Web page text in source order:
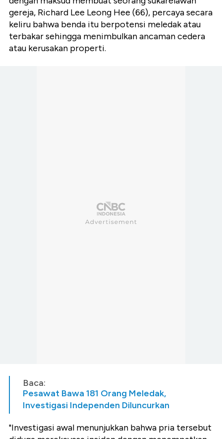
gereja, Richard Lee Leong Hee (66), percaya secara
keliru bahwa benda itu berpotensi meledak atau
terbakar sehingga menimbulkan ancaman cedera
atau kerusakan properti.
Baca:
Pesawat Bawa 181 Orang Meledak,
Investigasi Independen Diluncurkan
"Investigasi awal menunjukkan bahwa pria tersebut